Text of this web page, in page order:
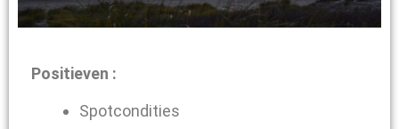
Positieven :
Spotcondities